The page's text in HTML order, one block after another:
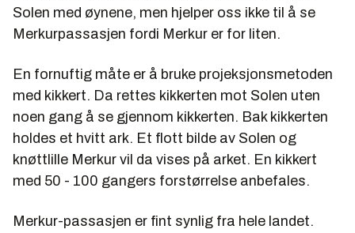
Solen med øynene, men hjelper oss ikke til å se
Merkurpassasjen fordi Merkur er for liten.
En fornuftig måte er å bruke projeksjonsmetoden
med kikkert. Da rettes kikkerten mot Solen uten
noen gang å se gjennom kikkerten. Bak kikkerten
holdes et hvitt ark. Et flott bilde av Solen og
knøttlille Merkur vil da vises på arket. En kikkert
med 50 - 100 gangers forstørrelse anbefales.
Merkur-passasjen er fint synlig fra hele landet.